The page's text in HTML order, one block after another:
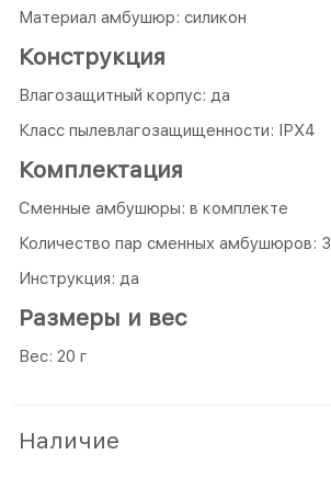
Материал амбушюр: силикон
Конструкция
Влагозащитный корпус: да
Класс пылевлагозащищенности: IPX4
Комплектация
Сменные амбушюры: в комплекте
Количество пар сменных амбушюров: 3
Инструкция: да
Размеры и вес
Вес: 20 г
Наличие